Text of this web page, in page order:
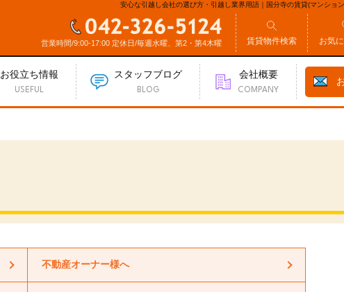
安心な引越し会社の選び方・引越し業界用語｜国分寺の賃貸(マンショ
営業時間/9:00-17:00 定休日/毎週水曜、第2・第4木曜 賃貸物件検索 お気
お役立ち情報
USEFUL
スタッフブログ
BLOG
会社概要
COMPANY
不動産オーナー様へ